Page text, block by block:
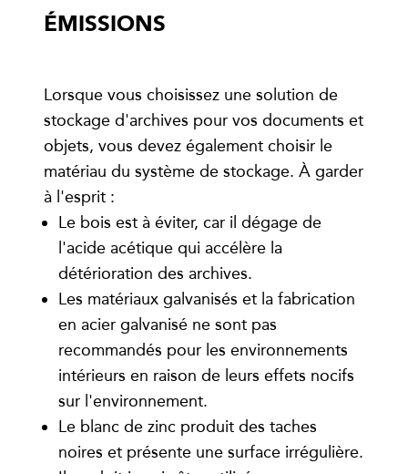
ÉMISSIONS
Lorsque vous choisissez une solution de
stockage d'archives pour vos documents et
objets, vous devez également choisir le
matériau du système de stockage. À garder
à l'esprit :
Le bois est à éviter, car il dégage de
l'acide acétique qui accélère la
détérioration des archives.
Les matériaux galvanisés et la fabrication
en acier galvanisé ne sont pas
recommandés pour les environnements
intérieurs en raison de leurs effets nocifs
sur l'environnement.
Le blanc de zinc produit des taches
noires et présente une surface irrégulière.